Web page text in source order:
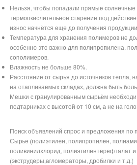
Нельзя, чтобы попадали прямые солнечные
термоокислительное старение под
износ начнётся еще до получения
Температура для хранения полимеров не
особенно это важно для полипропилена,
сополимеров.
Влажность не больше 80%.
Расстояние от сырья до источников тепла,
на отапливаемых складах, должна быть
Мешки с гранулированным сырьём
подтарниках с высотой от 10 см, а не на
Поиск объявлений спрос и предложения по
Сырье (полиэтилен, полипропилен,
поливинилхлорид, полиэтилентерефталат
(экструдеры,агломераторы, дробилки и т.д.)